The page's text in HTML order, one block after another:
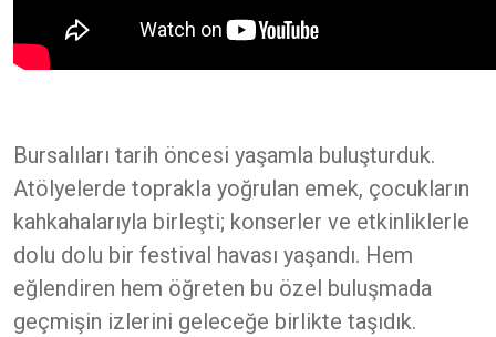
Bursalıları tarih öncesi yaşamla buluşturduk.
Atölyelerde toprakla yoğrulan emek, çocukların
kahkahalarıyla birleşti; konserler ve etkinliklerle
dolu dolu bir festival havası yaşandı. Hem
eğlendiren hem öğreten bu özel buluşmada
geçmişin izlerini geleceğe birlikte taşıdık.